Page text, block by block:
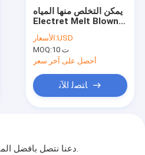
يمكن التخلص منها المياه
Electret Melt Blown
Fabric Dust واقية لقناع
الوجه FFP2
الأسعار:USD
MOQ:
10 ت
أحصل على آخر سعر
ﺎﺘﺼﻟ ﺍﻶﻧ
دعنا نتصل بأفضل المنتجات معك.